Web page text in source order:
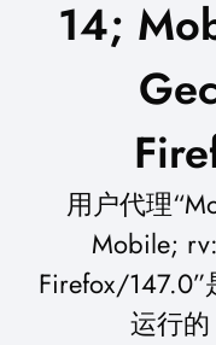
14;
用户代理
Mobile;
Firefox/
运行的